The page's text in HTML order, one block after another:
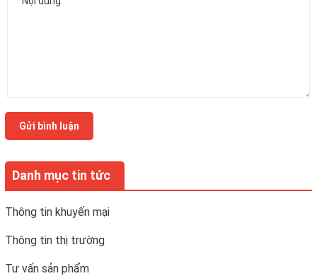
Danh mục tin tức
Thông tin khuyến mại
Thông tin thị trường
Tư vấn sản phẩm
Gửi bình luận